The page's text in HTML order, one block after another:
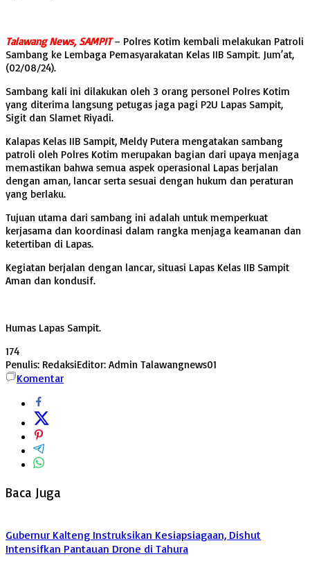
Talawang News, SAMPIT– Polres Kotim kembali melakukan Patroli
Sambang ke Lembaga Pemasyarakatan Kelas IIB Sampit. Jum’at,
(02/08/24).
Sambang kali ini dilakukan oleh 3 orang personel Polres Kotim
yang diterima langsung petugas jaga pagi P2U Lapas Sampit,
Sigit dan Slamet Riyadi.
Kalapas Kelas IIB Sampit, Meldy Putera mengatakan sambang
patroli oleh Polres Kotim merupakan bagian dari upaya menjaga
memastikan bahwa semua aspek operasional Lapas berjalan
dengan aman, lancar serta sesuai dengan hukum dan peraturan
yang berlaku.
Tujuan utama dari sambang ini adalah untuk memperkuat
kerjasama dan koordinasi dalam rangka menjaga keamanan dan
ketertiban di Lapas.
Kegiatan berjalan dengan lancar, situasi Lapas Kelas IIB Sampit
Aman dan kondusif.
Humas Lapas Sampit.
174
Penulis: RedaksiEditor: Admin Talawangnews01
Komentar
Baca Juga
Gubernur Kalteng Instruksikan Kesiapsiagaan, Dishut
Intensifkan Pantauan Drone di Tahura